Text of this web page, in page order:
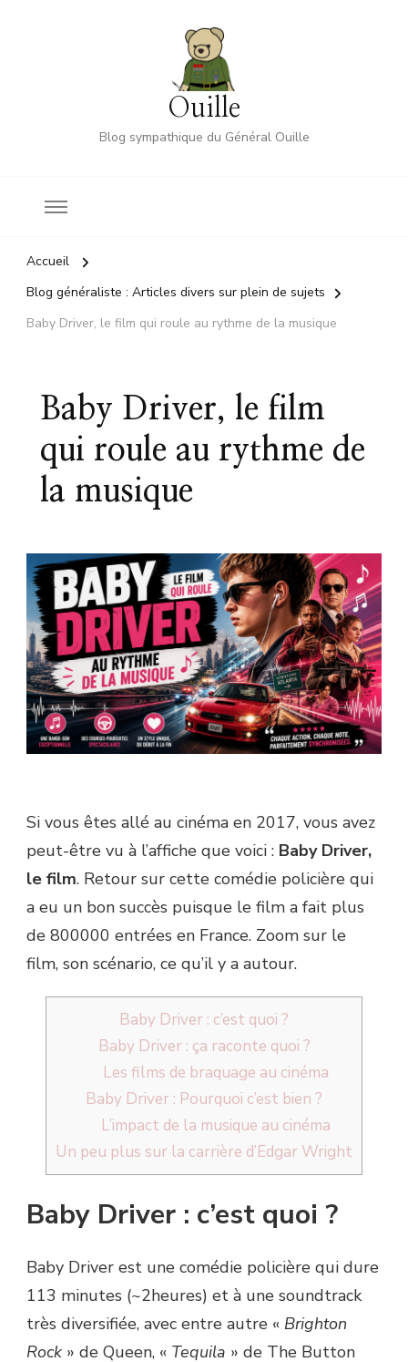
Ouille
Blog sympathique du Général Ouille
Accueil
Blog généraliste : Articles divers sur plein de sujets
Baby Driver, le film qui roule au rythme de la musique
Baby Driver, le film
qui roule au rythme de
la musique
Si vous êtes allé au cinéma en 2017, vous avez
peut-être vu à l’affiche que voici : Baby Driver,
le film. Retour sur cette comédie policière qui
a eu un bon succès puisque le film a fait plus
de 800000 entrées en France. Zoom sur le
film, son scénario, ce qu’il y a autour.
Baby Driver : c’est quoi ?
Baby Driver : ça raconte quoi ?
Les films de braquage au cinéma
Baby Driver : Pourquoi c’est bien ?
L’impact de la musique au cinéma
Un peu plus sur la carrière d’Edgar Wright
Baby Driver : c’est quoi ?
Baby Driver est une comédie policière qui dure
113 minutes (~2heures) et à une soundtrack
très diversifiée, avec entre autre « Brighton
Rock » de Queen, « Tequila » de The Button